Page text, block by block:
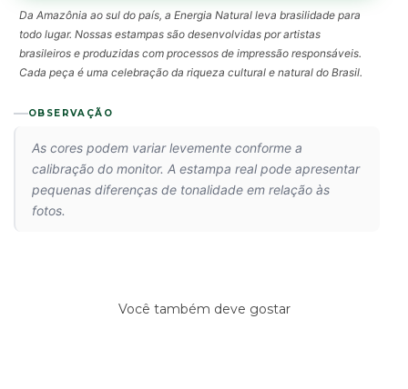
Da Amazônia ao sul do país, a Energia Natural leva brasilidade para
todo lugar. Nossas estampas são desenvolvidas por artistas
brasileiros e produzidas com processos de impressão responsáveis.
Cada peça é uma celebração da riqueza cultural e natural do Brasil.
OBSERVAÇÃO
As cores podem variar levemente conforme a
calibração do monitor. A estampa real pode apresentar
pequenas diferenças de tonalidade em relação às
fotos.
Você também deve gostar